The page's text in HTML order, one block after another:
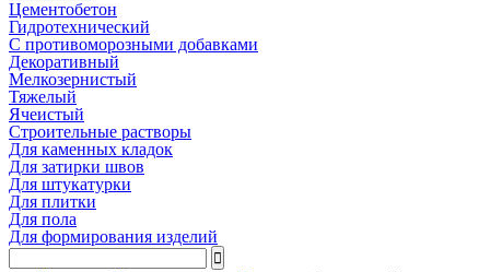
Цементобетон
Гидротехнический
C противоморозными добавками
Декоративный
Мелкозернистый
Тяжелый
Ячеистый
Строительные растворы
Для каменных кладок
Для затирки швов
Для штукатурки
Для плитки
Для пола
Для формирования изделий